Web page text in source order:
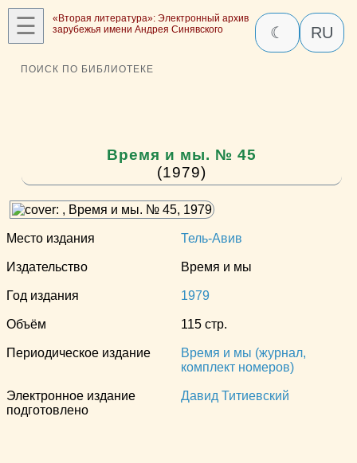
☰
«Вторая литература»: Электронный архив
зарубежья имени Андрея Синявского
☾ RU
ПОИСК ПО БИБЛИОТЕКЕ
Время и мы. № 45
(1979)
Место издания Тель-Авив
Издательство Время и мы
Год издания 1979
Объём 115 стр.
Периодическое издание
Время и мы (журнал,
комплект номеров)
Электронное издание
подготовлено
Давид Титиевский